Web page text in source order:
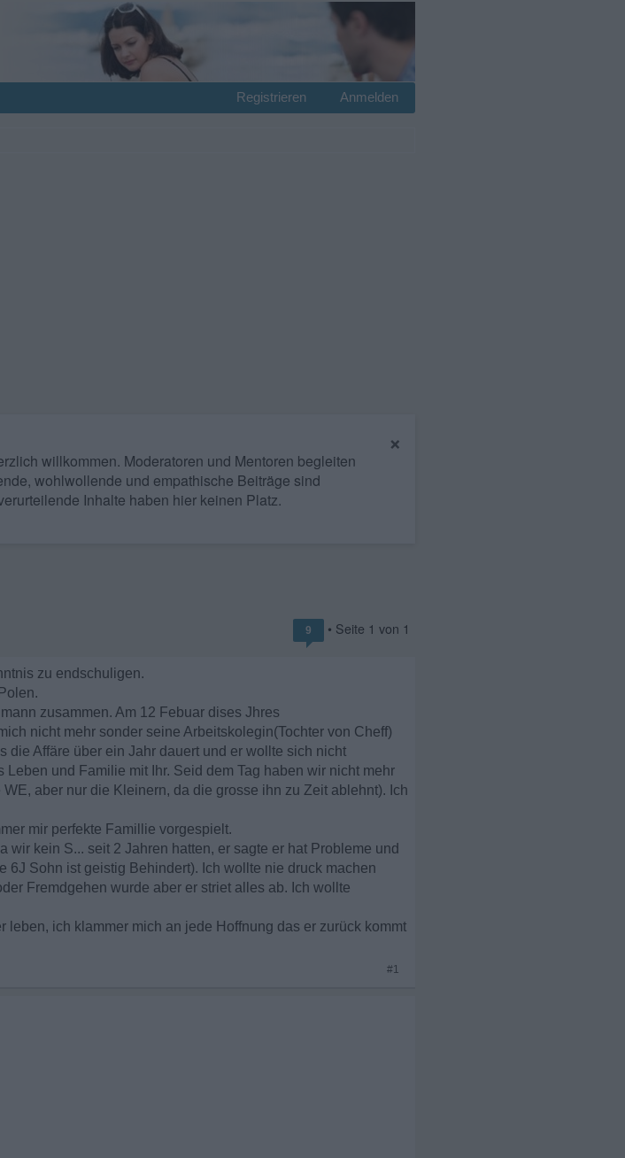
Anmelden
Registrieren
×
willkommen. Moderatoren und Mentoren begleiten
wohlwollende und empathische Beiträge sind
Inhalte haben hier keinen Platz.
9 • Seite 1 von 1
zu endschuligen.
zusammen. Am 12 Febuar dises Jhres
nicht mehr sonder seine Arbeitskolegin(Tochter von Cheff)
die Affäre über ein Jahr dauert und er wollte sich nicht
und Familie mit Ihr. Seid dem Tag haben wir nicht mehr
aber nur die Kleinern, da die grosse ihn zu Zeit ablehnt). Ich
mir perfekte Famillie vorgespielt.
kein S... seit 2 Jahren hatten, er sagte er hat Probleme und
6J Sohn ist geistig Behindert). Ich wollte nie druck machen
Fremdgehen wurde aber er striet alles ab. Ich wollte
ich klammer mich an jede Hoffnung das er zurück kommt
#1